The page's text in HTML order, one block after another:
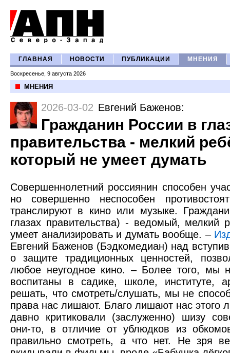
ГЛАВНАЯ НОВОСТИ ПУБЛИКАЦИИ МНЕНИЯ
Воскресенье, 9 августа 2026
МНЕНИЯ
2026-03-02 Евгений Баженов:
Гражданин России в
правительства - мелкий
который не умеет думать
Совершеннолетний россиянин способен
но совершенно неспособен
транслируют в кино или музыке.
глазах правительства) - ведомый, мелкий
умеет анализировать и думать вообще. –
Евгений Баженов (Бэдкомедиан) над
о защите традиционных ценностей,
любое неугодное кино. – Более того, мы
воспитаны в садике, школе, институте,
решать, что смотреть/слушать, мы не
права нас лишают. Благо лишают нас этого
давно критиковали (заслуженно) шизу
они-то, в отличие от ублюдков из
правильно смотреть, а что нет. Не зря